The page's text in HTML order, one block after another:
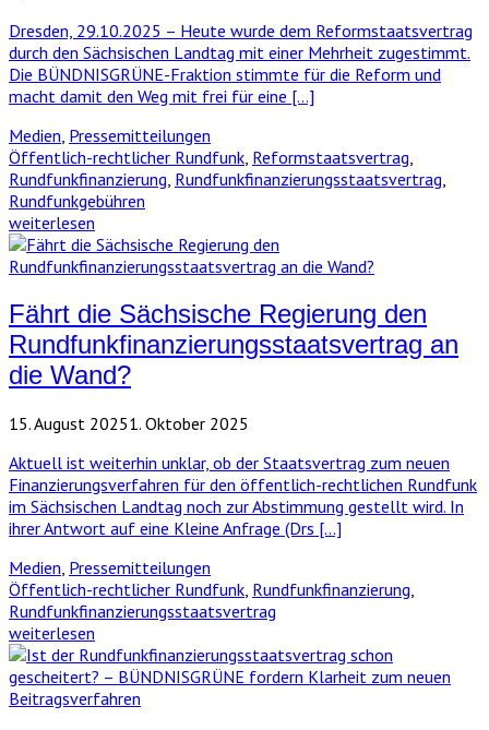
Dresden, 29.10.2025 – Heute wurde dem Reformstaatsvertrag
durch den Sächsischen Landtag mit einer Mehrheit zugestimmt.
Die BÜNDNISGRÜNE-Fraktion stimmte für die Reform und
macht damit den Weg mit frei für eine […]
Medien, Pressemitteilungen
Öffentlich-rechtlicher Rundfunk, Reformstaatsvertrag,
Rundfunkfinanzierung, Rundfunkfinanzierungsstaatsvertrag,
Rundfunkgebühren
weiterlesen
Fährt die Sächsische Regierung den
Rundfunkfinanzierungsstaatsvertrag an
die Wand?
15. August 20251. Oktober 2025
Aktuell ist weiterhin unklar, ob der Staatsvertrag zum neuen
Finanzierungsverfahren für den öffentlich-rechtlichen Rundfunk
im Sächsischen Landtag noch zur Abstimmung gestellt wird. In
ihrer Antwort auf eine Kleine Anfrage (Drs […]
Medien, Pressemitteilungen
Öffentlich-rechtlicher Rundfunk, Rundfunkfinanzierung,
Rundfunkfinanzierungsstaatsvertrag
weiterlesen